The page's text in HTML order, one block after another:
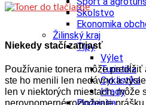
Školstvo
Ekonomika
Žilinský kraj
Tipy
Výlet
Turistika
Cyklistika
Hrady
Niekedy stačí zatriasť
Používanie tonera môže
ste ho menili len nedávno a
len v niektorých miestach, môže